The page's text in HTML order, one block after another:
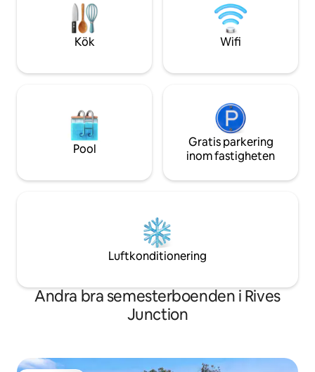
kontaktas omedelbart om du
överskrider den maximala
beläggningsgränsen. Inga barn, djur eller
servicedjur (allergi/hälsorisk).
som vi
hårstrå tungt på.
investering
bästa delen av din
Kök Wifi
Pool
Gratis parkering
inom fastigheten
Luftkonditionering
Andra bra semesterboenden i Rives
Junction